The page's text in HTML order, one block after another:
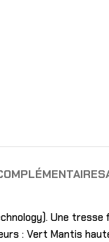
Une
: Vert Mantis